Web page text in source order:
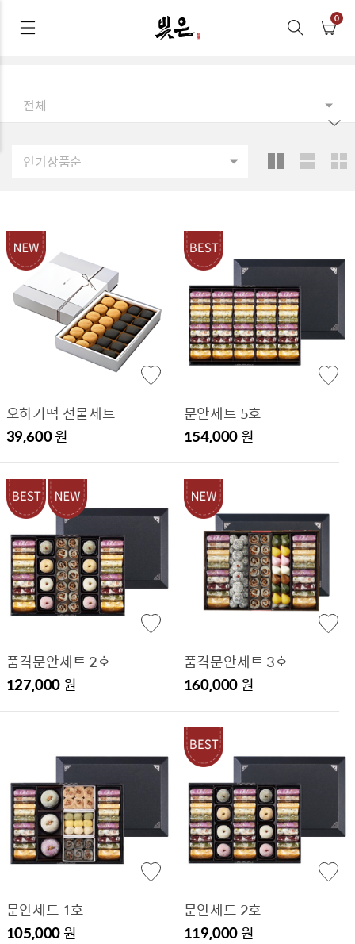
전체
인기상품순
오하기떡 선물세트
39,600원
문안세트 5호
154,000원
품격문안세트 2호
127,000원
품격문안세트 3호
160,000원
문안세트 1호
105,000원
문안세트 2호
119,000원